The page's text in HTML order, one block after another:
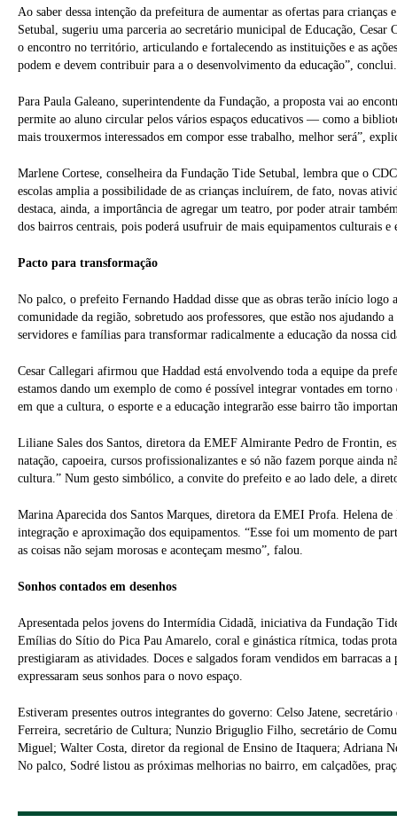
Ao saber dessa intenção da prefeitura de aumentar as ofertas para
Setubal, sugeriu uma parceria ao secretário municipal de Educação,
o encontro no território, articulando e fortalecendo as instituições e as
podem e devem contribuir para a o desenvolvimento da educação”, conclui.
Para Paula Galeano, superintendente da Fundação, a proposta vai ao
permite ao aluno circular pelos vários espaços educativos — como a
mais trouxermos interessados em compor esse trabalho, melhor será”,
Marlene Cortese, conselheira da Fundação Tide Setubal, lembra que o
escolas amplia a possibilidade de as crianças incluírem, de fato, novas
destaca, ainda, a importância de agregar um teatro, por poder atrair
dos bairros centrais, pois poderá usufruir de mais equipamentos culturais e
Pacto para transformação
No palco, o prefeito Fernando Haddad disse que as obras terão início
comunidade da região, sobretudo aos professores, que estão nos
servidores e famílias para transformar radicalmente a educação da nossa
Cesar Callegari afirmou que Haddad está envolvendo toda a equipe da
estamos dando um exemplo de como é possível integrar vontades em
em que a cultura, o esporte e a educação integrarão esse bairro tão
Liliane Sales dos Santos, diretora da EMEF Almirante Pedro de Frontin,
natação, capoeira, cursos profissionalizantes e só não fazem porque ainda
cultura.” Num gesto simbólico, a convite do prefeito e ao lado dele, a
Marina Aparecida dos Santos Marques, diretora da EMEI Profa. Helena
integração e aproximação dos equipamentos. “Esse foi um momento de
as coisas não sejam morosas e aconteçam mesmo”, falou.
Sonhos contados em desenhos
Apresentada pelos jovens do Intermídia Cidadã, iniciativa da Fundação
Emílias do Sítio do Pica Pau Amarelo, coral e ginástica rítmica, todas
prestigiaram as atividades. Doces e salgados foram vendidos em barracas
expressaram seus sonhos para o novo espaço.
Estiveram presentes outros integrantes do governo: Celso Jatene,
Ferreira, secretário de Cultura; Nunzio Briguglio Filho, secretário de
Miguel; Walter Costa, diretor da regional de Ensino de Itaquera; Adriana
No palco, Sodré listou as próximas melhorias no bairro, em calçadões,